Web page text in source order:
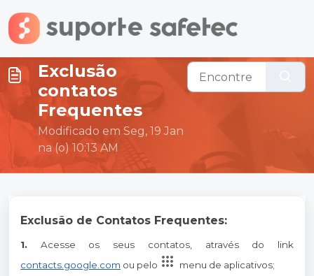
Ir para o conteúdo principal
Exclusão
contatos
Frequentes
Modificado em Seg, 19 Jan
na (o) 10:13 AM
Exclusão de Contatos Frequentes:
1. Acesse os seus contatos, através do link
contacts.google.com ou pelo menu de aplicativos;